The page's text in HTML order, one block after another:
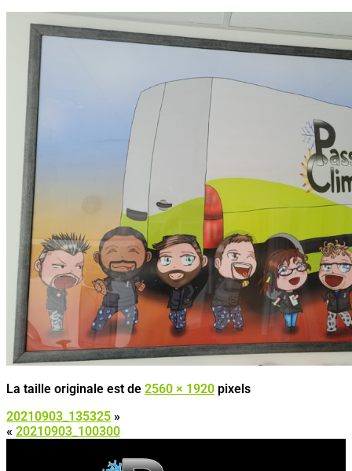
La taille originale est de 2560 × 1920 pixels
20210903_135325 »
« 20210903_100300